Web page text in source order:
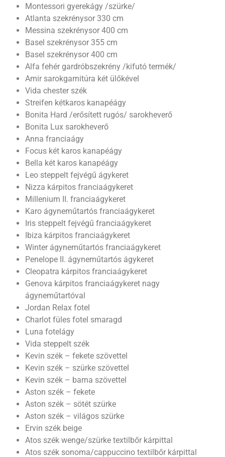
Montessori gyerekágy /szürke/
Atlanta szekrénysor 330 cm
Messina szekrénysor 400 cm
Basel szekrénysor 355 cm
Basel szekrénysor 400 cm
Alfa fehér gardróbszekrény /kifutó termék/
Amir sarokgarnitúra két ülőkével
Vida chester szék
Streifen kétkaros kanapéágy
Bonita Hard /erősített rugós/ sarokheverő
Bonita Lux sarokheverő
Anna franciaágy
Focus két karos kanapéágy
Bella két karos kanapéágy
Leo steppelt fejvégű ágykeret
Nizza kárpitos franciaágykeret
Millenium II. franciaágykeret
Karo ágyneműtartós franciaágykeret
Iris steppelt fejvégű franciaágykeret
Ibiza kárpitos franciaágykeret
Winter ágyneműtartós franciaágykeret
Penelope II. ágyneműtartós ágykeret
Cleopatra kárpitos franciaágykeret
Genova kárpitos franciaágykeret nagy
ágyneműtartóval
Jordan Relax fotel
Charlot füles fotel smaragd
Luna fotelágy
Vida steppelt szék
Kevin szék – fekete szövettel
Kevin szék – szürke szövettel
Kevin szék – barna szövettel
Aston szék – fekete
Aston szék – sötét szürke
Aston szék – világos szürke
Ervin szék beige
Atos szék wenge/szürke textilbőr kárpittal
Atos szék sonoma/cappuccino textilbőr kárpittal